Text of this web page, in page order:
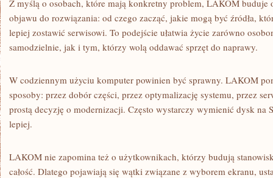
Z myślą o osobach, które mają konkretny problem, LAKOM buduje
objawu do rozwiązania: od czego zacząć, jakie mogą być źródła,
lepiej zostawić serwisowi. To podejście ułatwia życie zarówno
samodzielnie, jak i tym, którzy wolą oddawać sprzęt do naprawy.
W codziennym użyciu komputer powinien być sprawny. LAKOM
sposoby: przez dobór części, przez optymalizację systemu, przez
prostą decyzję o modernizacji. Często wystarczy wymienić dysk na
lepiej.
LAKOM nie zapomina też o użytkownikach, którzy budują
całość. Dlatego pojawiają się wątki związane z wyborem ekranu,